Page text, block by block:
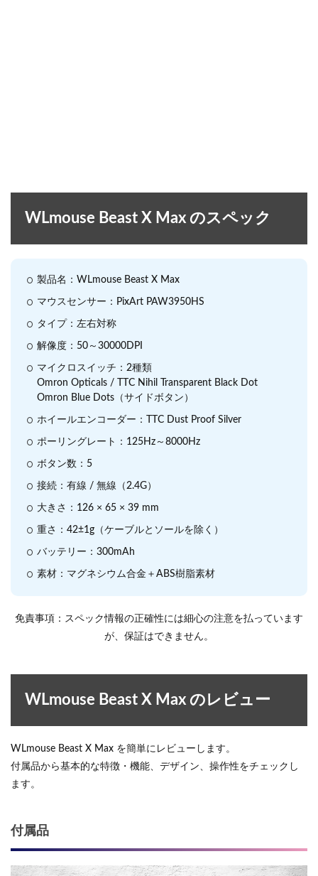
WLmouse Beast X Max のスペック
製品名：WLmouse Beast X Max
マウスセンサー：PixArt PAW3950HS
タイプ：左右対称
解像度：50～30000DPI
マイクロスイッチ：2種類
Omron Opticals / TTC Nihil Transparent Black Dot
Omron Blue Dots（サイドボタン）
ホイールエンコーダー：TTC Dust Proof Silver
ポーリングレート：125Hz～8000Hz
ボタン数：5
接続：有線 / 無線（2.4G）
大きさ：126 × 65 × 39 mm
重さ：42±1g（ケーブルとソールを除く）
バッテリー：300mAh
素材：マグネシウム合金＋ABS樹脂素材
免責事項：スペック情報の正確性には細心の注意を払っています
が、保証はできません。
WLmouse Beast X Max のレビュー
WLmouse Beast X Max を簡単にレビューします。
付属品から基本的な特徴・機能、デザイン、操作性をチェックし
ます。
付属品